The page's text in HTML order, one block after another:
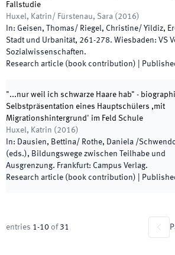
Fallstudie
Huxel, Katrin/ Fürstenau, Sara ( 2016)
In: Geisen, Thomas/ Riegel, Christine/ Yildiz,
Stadt und Urbanität, 261-278. Wiesbaden: VS
Sozialwissenschaften.
Research article (book contribution)
"...nur weil ich schwarze Haare hab" -
Selbstpräsentation eines Hauptschülers ,mit
Migrationshintergrund' im Feld Schule
Huxel, Katrin ( 2016)
In: Dausien, Bettina/ Rothe, Daniela /
(eds.), Bildungswege zwischen Teilhabe und
Ausgrenzung. Frankfurt: Campus Verlag.
Research article (book contribution)
entries 1-10 of 31